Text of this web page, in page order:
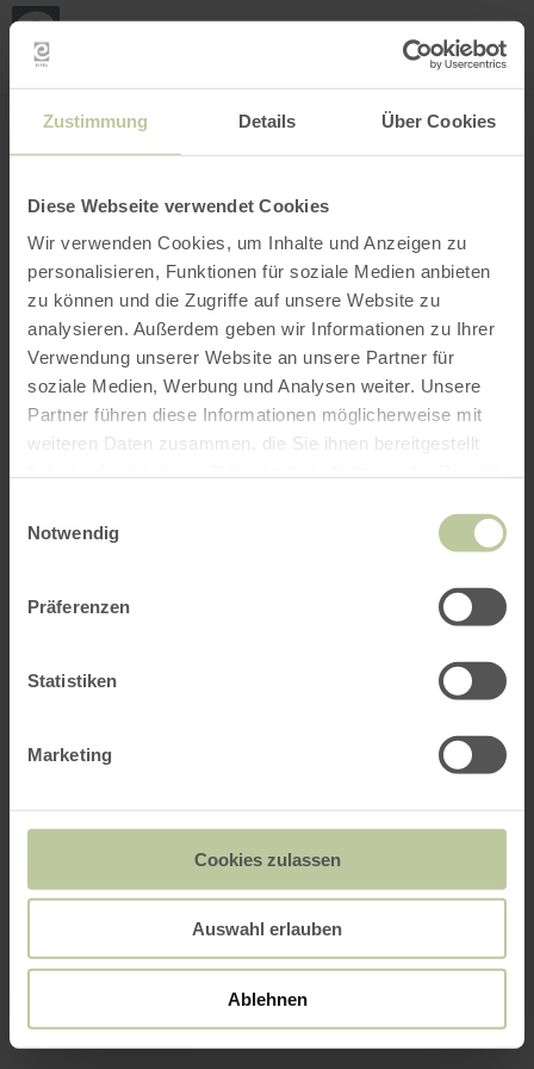
Zustimmung Details Über Cookies
Diese Webseite verwendet Cookies
Wir verwenden Cookies, um Inhalte und Anzeigen zu
personalisieren, Funktionen für soziale Medien anbieten
zu können und die Zugriffe auf unsere Website zu
analysieren. Außerdem geben wir Informationen zu Ihrer
Verwendung unserer Website an unsere Partner für
soziale Medien, Werbung und Analysen weiter. Unsere
Partner führen diese Informationen möglicherweise mit
weiteren Daten zusammen, die Sie ihnen bereitgestellt
Notwendig
Präferenzen
Statistiken
Marketing
Cookies zulassen
Auswahl erlauben
Ablehnen
INTERACTIVE MAP
my
Open filter